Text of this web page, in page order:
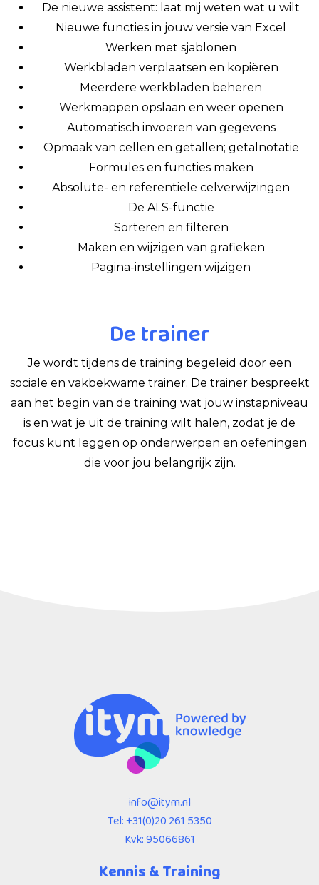
De nieuwe assistent: laat mij weten wat u wilt
Nieuwe functies in jouw versie van Excel
Werken met sjablonen
Werkbladen verplaatsen en kopiëren
Meerdere werkbladen beheren
Werkmappen opslaan en weer openen
Automatisch invoeren van gegevens
Opmaak van cellen en getallen; getalnotatie
Formules en functies maken
Absolute- en referentiële celverwijzingen
De ALS-functie
Sorteren en filteren
Maken en wijzigen van grafieken
Pagina-instellingen wijzigen
De trainer
Je wordt tijdens de training begeleid door een
sociale en vakbekwame trainer. De trainer bespreekt
aan het begin van de training wat jouw instapniveau
is en wat je uit de training wilt halen, zodat je de
focus kunt leggen op onderwerpen en oefeningen
die voor jou belangrijk zijn.
info@itym.nl
Tel:+31(0)20 261 5350
Kvk: 95066861
Kennis & Training